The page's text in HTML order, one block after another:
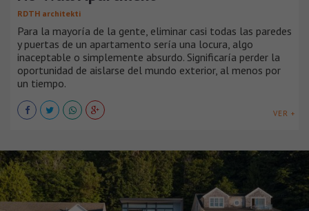
RDTH architekti
Para la mayoría de la gente, eliminar casi todas las paredes
y puertas de un apartamento sería una locura, algo
inaceptable o simplemente absurdo. Significaría perder la
oportunidad de aislarse del mundo exterior, al menos por
un tiempo.
VER +